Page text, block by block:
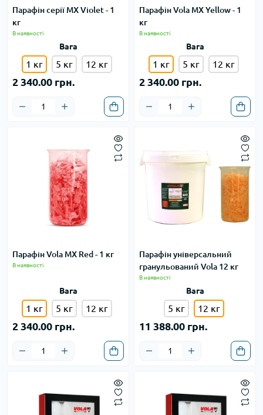
Парафін серії MX Violet - 1
кг
В наявності
Вага
1 кг 5 кг 12 кг
2 340.00 грн.
Парафін Vola MX Yellow - 1
кг
В наявності
Вага
1 кг 5 кг 12 кг
2 340.00 грн.
Парафін Vola MX Red - 1 кг
В наявності
Вага
1 кг 5 кг 12 кг
2 340.00 грн.
Парафін універсальний
гранульований Vola 12 кг
В наявності
Вага
5 кг 12 кг
11 388.00 грн.